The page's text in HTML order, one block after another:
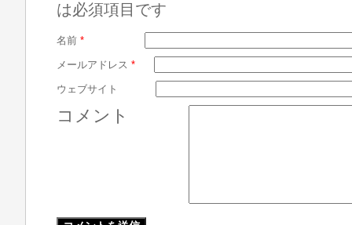
は必須項目です
名前 *
メールアドレス *
ウェブサイト
コメント